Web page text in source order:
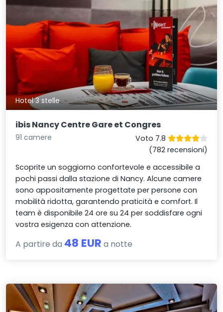
Hotel 3 stelle
ibis Nancy Centre Gare et Congres
91 camere
Voto 7.8
(782 recensioni)
Scoprite un soggiorno confortevole e accessibile a
pochi passi dalla stazione di Nancy. Alcune camere
sono appositamente progettate per persone con
mobilità ridotta, garantendo praticità e comfort. Il
team è disponibile 24 ore su 24 per soddisfare ogni
vostra esigenza con attenzione.
A partire da 48 EUR a notte